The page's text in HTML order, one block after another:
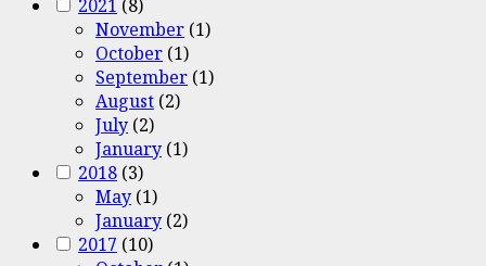
2021 (8)
November (1)
October (1)
September (1)
August (2)
July (2)
January (1)
2018 (3)
May (1)
January (2)
2017 (10)